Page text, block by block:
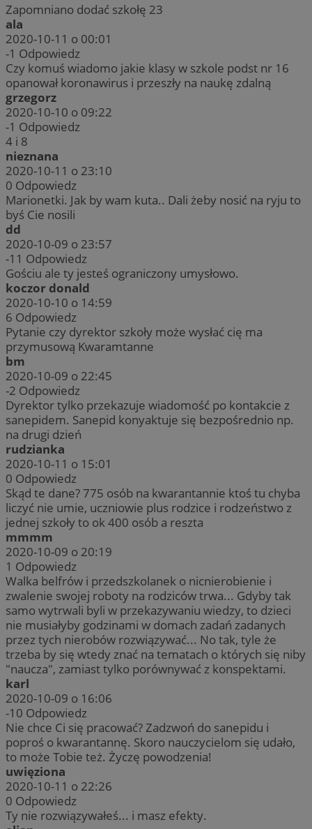
Zapomniano dodać szkołę 23
ala
2020-10-11 o 00:01
-1 Odpowiedz
Czy komuś wiadomo jakie klasy w szkole podst nr 16
opanował koronawirus i przeszły na naukę zdalną
grzegorz
2020-10-10 o 09:22
-1 Odpowiedz
4 i 8
nieznana
2020-10-11 o 23:10
0 Odpowiedz
Marionetki. Jak by wam kuta.. Dali żeby nosić na ryju to
byś Cie nosili
dd
2020-10-09 o 23:57
-11 Odpowiedz
Gościu ale ty jesteś ograniczony umysłowo.
koczor donald
2020-10-10 o 14:59
6 Odpowiedz
Pytanie czy dyrektor szkoły może wysłać cię ma
przymusową Kwaramtanne
bm
2020-10-09 o 22:45
-2 Odpowiedz
Dyrektor tylko przekazuje wiadomość po kontakcie z
sanepidem. Sanepid konyaktuje się bezpośrednio np.
na drugi dzień
rudzianka
2020-10-11 o 15:01
0 Odpowiedz
Skąd te dane? 775 osób na kwarantannie ktoś tu chyba
liczyć nie umie, uczniowie plus rodzice i rodzeństwo z
jednej szkoły to ok 400 osób a reszta
mmmm
2020-10-09 o 20:19
1 Odpowiedz
Walka belfrów i przedszkolanek o nicnierobienie i
zwalenie swojej roboty na rodziców trwa... Gdyby tak
samo wytrwali byli w przekazywaniu wiedzy, to dzieci
nie musiałyby godzinami w domach zadań zadanych
przez tych nierobów rozwiązywać... No tak, tyle że
trzeba by się wtedy znać na tematach o których się niby
"naucza", zamiast tylko porównywać z konspektami.
karl
2020-10-09 o 16:06
-10 Odpowiedz
Nie chce Ci się pracować? Zadzwoń do sanepidu i
poproś o kwarantannę. Skoro nauczycielom się udało,
to może Tobie też. Życzę powodzenia!
uwięziona
2020-10-11 o 22:26
0 Odpowiedz
Ty nie rozwiązywałeś... i masz efekty.